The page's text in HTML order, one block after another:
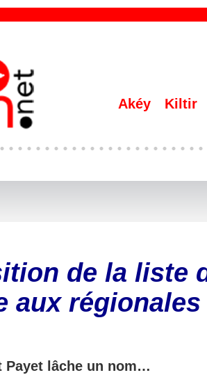
Akéy Kiltir
de la liste
aux régionales
Payet lâche un nom…